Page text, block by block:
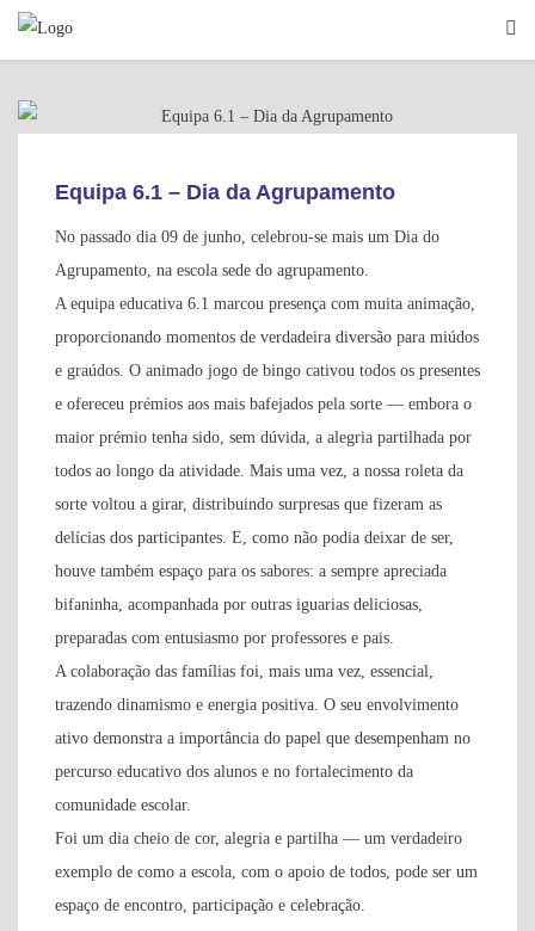
Skip
Equipa 6.1 – Dia da Agrupamento
No passado dia 09 de junho, celebrou-se mais um Dia do
Agrupamento, na escola sede do agrupamento.
A equipa educativa 6.1 marcou presença com muita animação,
proporcionando momentos de verdadeira diversão para miúdos
e graúdos. O animado jogo de bingo cativou todos os presentes
e ofereceu prémios aos mais bafejados pela sorte — embora o
maior prémio tenha sido, sem dúvida, a alegria partilhada por
todos ao longo da atividade. Mais uma vez, a nossa roleta da
sorte voltou a girar, distribuindo surpresas que fizeram as
delícias dos participantes. E, como não podia deixar de ser,
houve também espaço para os sabores: a sempre apreciada
bifaninha, acompanhada por outras iguarias deliciosas,
preparadas com entusiasmo por professores e pais.
A colaboração das famílias foi, mais uma vez, essencial,
trazendo dinamismo e energia positiva. O seu envolvimento
ativo demonstra a importância do papel que desempenham no
percurso educativo dos alunos e no fortalecimento da
comunidade escolar.
Foi um dia cheio de cor, alegria e partilha — um verdadeiro
exemplo de como a escola, com o apoio de todos, pode ser um
espaço de encontro, participação e celebração.